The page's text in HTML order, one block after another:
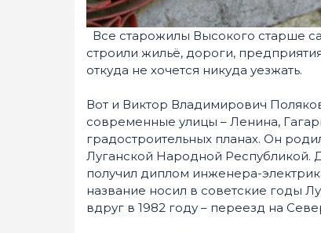
Все старожилы Высокого старше
строили жильё, дороги,
откуда не хочется никуда уезжать.
Вот и Виктор Владимирович
современные улицы – Ленина,
градостроительных планах. Он
Луганской Народной Республикой.
получил диплом инженера-
название носил в советские годы
вдруг в 1982 году – переезд на